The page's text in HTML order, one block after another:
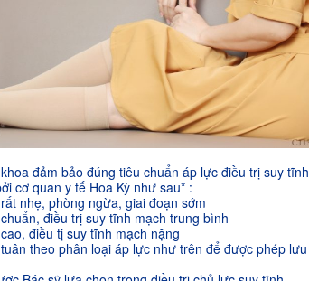
đảm bảo đúng tiêu chuẩn áp lực điều trị suy tĩnh
cơ quan y tế Hoa Kỳ như sau* :
nhẹ, phòng ngừa, giai đoạn sớm
điều trị suy tĩnh mạch trung bình
điều tị suy tĩnh mạch nặng
theo phân loại áp lực như trên để được phép lưu